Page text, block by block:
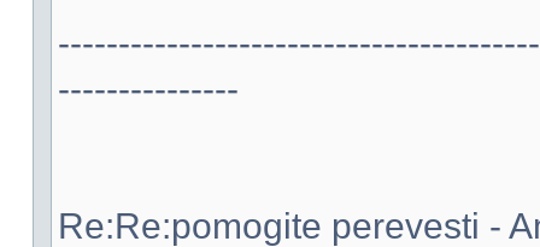
---------------
Re:Re:pomogite perevesti -